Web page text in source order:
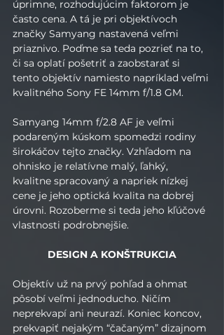
úprimne, rozhodujúcim faktorom je
často cena. A tá je pri objektívoch
značky Samyang nastavená veľmi
priaznivo. Poďme sa teda pozrieť na to,
či sa oplatí pošetriť a zaobstarať si
tento objektív namiesto napríklad veľmi
kvalitného Sony FE 14mm f/1.8 GM.
Samyang 14mm f/2.8 AF je veľmi
podareným kúskom spomedzi rodiny
širokáčov tejto značky. Vzhľadom na
ohnisko je relatívne malý, ľahký,
kvalitne spracovaný a napriek nízkej
cene je jeho optická kvalita na dobrej
úrovni. Rozoberme si teda jeho kľúčové
vlastnosti podrobnejšie.
DESIGN A KONŠTRUKCIA
Objektív už na prvý pohľad a ohmat
pôsobí veľmi jednoducho. Ničím
neprekvapí ani neurazí. Koniec koncov,
prekvapiť nejakým “čačaným” dizajnom